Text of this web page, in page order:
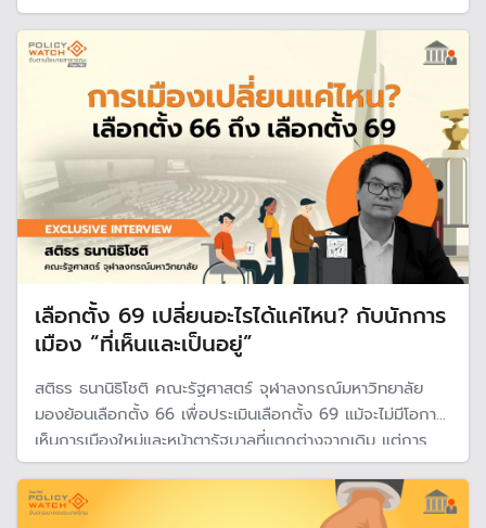
ขณะที่ความสัมพันธ์ระหว่างประเทศเป็นเรื่องอ่อนไหว แต่ในเวลา
เดียวกันก็เป็นเครื่องมือที่รัฐบาลนำมาใช้เพราะแสดงจุดยืนและ
อำนาจบนเวทีโลก
เลือกตั้ง 69 เปลี่ยนอะไรได้แค่ไหน? กับนักการ
เมือง “ที่เห็นและเป็นอยู่”
สติธร ธนานิธิโชติ คณะรัฐศาสตร์ จุฬาลงกรณ์มหาวิทยาลัย
มองย้อนเลือกตั้ง 66 เพื่อประเมินเลือกตั้ง 69 แม้จะไม่มีโอกาส
เห็นการเมืองใหม่และหน้าตารัฐบาลที่แตกต่างจากเดิม แต่การ
เลือกตั้ง 69 ช่วยปรับสมดุลการเมือง ฝ่ายอนุรักษ์มีความหวัง
ชนะเลือกตั้งทำให้ประชาธิปไตยเดินต่อไปได้